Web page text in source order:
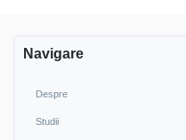
Navigare
Despre
Studii